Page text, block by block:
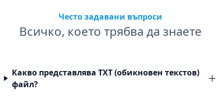
Често задавани въпроси
Всичко, което трябва да знаете
Какво представлява TXT (обикновен текстов)
файл?